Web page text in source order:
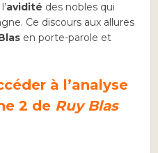
avidité des nobles qui
Ce discours aux allures
en porte-parole et
à l’analyse
2 de Ruy Blas